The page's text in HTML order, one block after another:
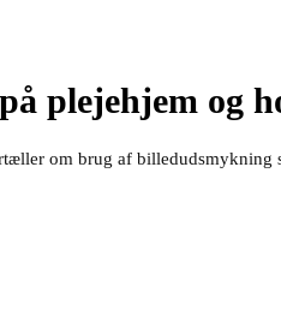
plejehjem og
om brug af billedudsmykning